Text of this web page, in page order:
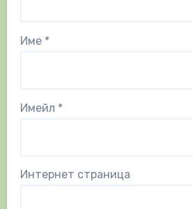
Име *
Имейл *
Интернет страница